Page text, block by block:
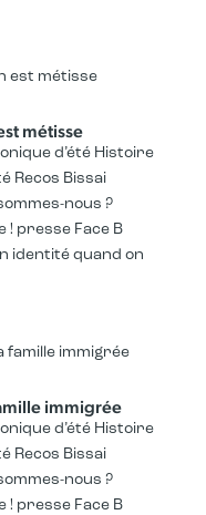
métisse
d’été Histoire
Recos Bissai
nous ?
! presse Face B
identité quand on
immigrée
d’été Histoire
Recos Bissai
nous ?
! presse Face B